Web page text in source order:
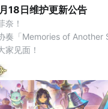
18日维护更新公告
奈！
奏「Memories of Another
家见面！
对游戏进行停机维护，维护
维护，预计时间约3小时
游戏，若有其他追加的消息